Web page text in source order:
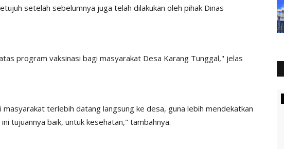
setelah sebelumnya juga telah dilakukan oleh pihak Dinas
program vaksinasi bagi masyarakat Desa Karang Tunggal," jelas
masyarakat terlebih datang langsung ke desa, guna lebih mendekatkan
tujuannya baik, untuk kesehatan," tambahnya.